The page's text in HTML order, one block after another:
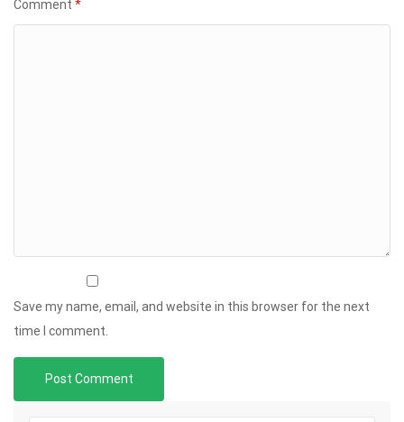
Comment *
Save my name, email, and website in this browser for the next
time I comment.